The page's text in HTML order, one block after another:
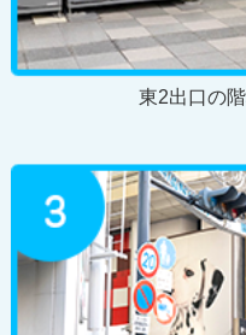
東2出口の